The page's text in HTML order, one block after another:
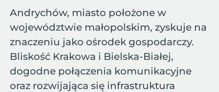
Andrychów, miasto położone w
województwie małopolskim, zyskuje na
znaczeniu jako ośrodek gospodarczy.
Bliskość Krakowa i Bielska-Białej,
dogodne połączenia komunikacyjne
oraz rozwijająca się infrastruktura